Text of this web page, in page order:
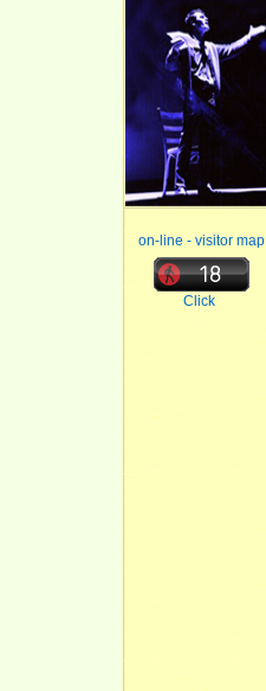
on-line - visitor map
Click